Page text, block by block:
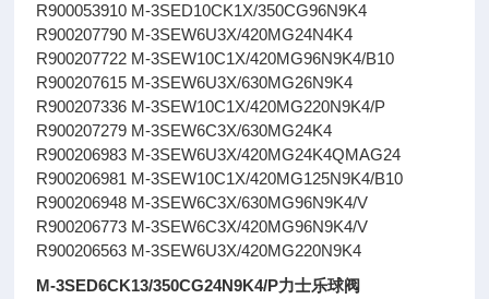
R900053910 M-3SED10CK1X/350CG96N9K4
R900207790 M-3SEW6U3X/420MG24N4K4
R900207722 M-3SEW10C1X/420MG96N9K4/B10
R900207615 M-3SEW6U3X/630MG26N9K4
R900207336 M-3SEW10C1X/420MG220N9K4/P
R900207279 M-3SEW6C3X/630MG24K4
R900206983 M-3SEW6U3X/420MG24K4QMAG24
R900206981 M-3SEW10C1X/420MG125N9K4/B10
R900206948 M-3SEW6C3X/630MG96N9K4/V
R900206773 M-3SEW6C3X/420MG96N9K4/V
R900206563 M-3SEW6U3X/420MG220N9K4
M-3SED6CK13/350CG24N9K4/P力士乐球阀